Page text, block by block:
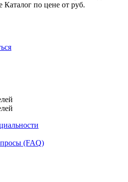
Каталог по цене от руб.
(FAQ)